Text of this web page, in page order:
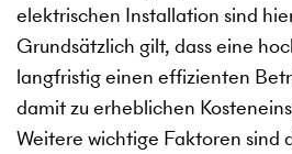
elektrischen Installation sind
Grundsätzlich gilt, dass eine
langfristig einen effizienten
damit zu erheblichen
Weitere wichtige Faktoren sind